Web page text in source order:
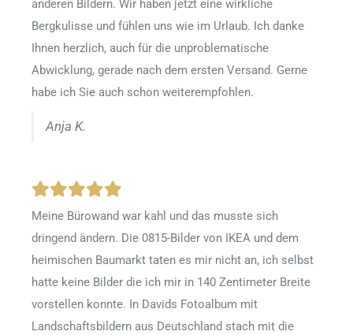
anderen Bildern. Wir haben jetzt eine wirkliche
Bergkulisse und fühlen uns wie im Urlaub. Ich danke
Ihnen herzlich, auch für die unproblematische
Abwicklung, gerade nach dem ersten Versand. Gerne
habe ich Sie auch schon weiterempfohlen.
Anja K.
Meine Bürowand war kahl und das musste sich
dringend ändern. Die 0815-Bilder von IKEA und dem
heimischen Baumarkt taten es mir nicht an, ich selbst
hatte keine Bilder die ich mir in 140 Zentimeter Breite
vorstellen konnte. In Davids Fotoalbum mit
Landschaftsbildern aus Deutschland stach mit die